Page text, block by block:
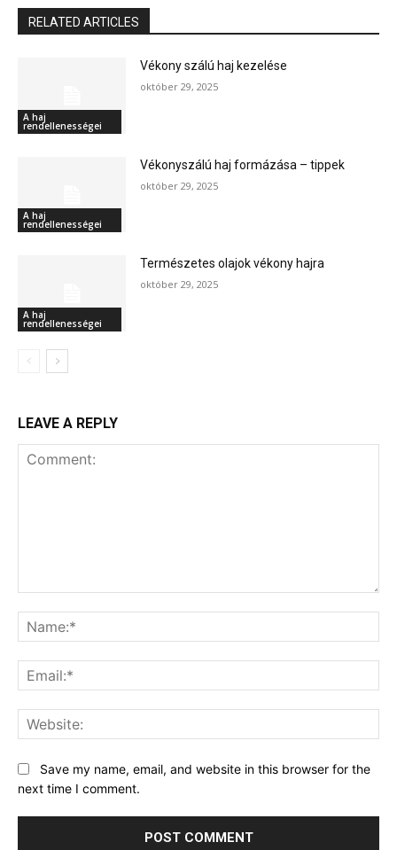
RELATED ARTICLES
A haj
rendellenességei
Vékony szálú haj kezelése
október 29, 2025
A haj
rendellenességei
Vékonyszálú haj formázása – tippek
október 29, 2025
A haj
rendellenességei
Természetes olajok vékony hajra
október 29, 2025
LEAVE A REPLY
Save my name, email, and website in this browser for the
next time I comment.